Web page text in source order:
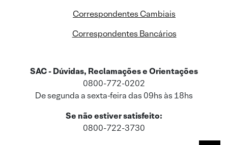
Correspondentes Cambiais
Correspondentes Bancários
SAC - Dúvidas, Reclamações e Orientações
0800-772-0202
De segunda a sexta-feira das 09hs às 18hs
Se não estiver satisfeito:
0800-722-3730